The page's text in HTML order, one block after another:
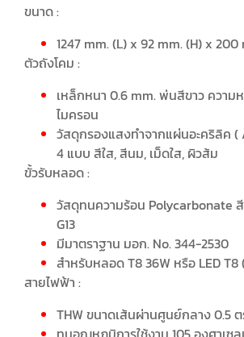
ขนาด :
1247 mm. (L) x 92 mm. (H) x 200
ตัวถังโคม :
เหล็กหนา 0.6 mm. พ่นสีขาว ความ
ไมครอน
วัสดุกรองแสงทำจากแผ่นอะคริลิค (
4 แบบ สีใส, สีนม, เม็ดใส, ผิวส้ม
ขั้วรับหลอด :
วัสดุทนความร้อน Polycarbonate
G13
มีมาตราฐาน มอก. No. 344-2530
สำหรับหลอด T8 36W หรือ LED T8
สายไฟฟ้า :
THW ขนาดเส้นผ่านศูนย์กลาง 0.5